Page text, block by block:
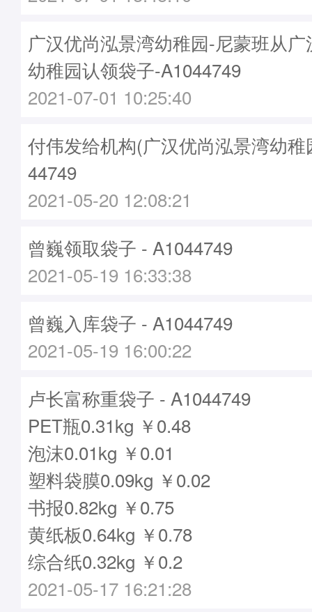
广汉优尚泓景湾幼稚园-尼蒙班从
幼稚园认领袋子-A1044749
2021-07-01 10:25:40
付伟发给机构(广汉优尚泓景湾幼
44749
2021-05-20 12:08:21
曾巍领取袋子 - A1044749
2021-05-19 16:33:38
曾巍入库袋子 - A1044749
2021-05-19 16:00:22
卢长富称重袋子 - A1044749
PET瓶0.31kg ￥0.48
泡沫0.01kg ￥0.01
塑料袋膜0.09kg ￥0.02
书报0.82kg ￥0.75
黄纸板0.64kg ￥0.78
综合纸0.32kg ￥0.2
2021-05-17 16:21:28